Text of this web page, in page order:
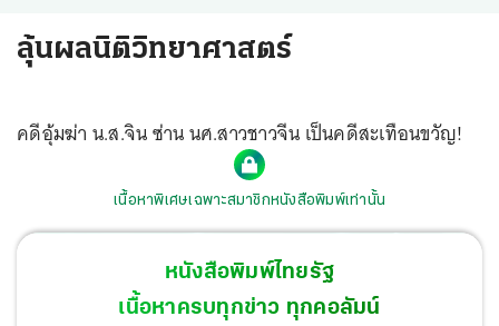
ลุ้นผลนิติวิทยาศาสตร์
คดีอุ้มฆ่า น.ส.จิน ซ่าน นศ.สาวชาวจีน เป็นคดีสะเทือนขวัญ!
เนื้อหาพิเศษเฉพาะสมาชิกหนังสือพิมพ์เท่านั้น
หนังสือพิมพ์ไทยรัฐ
เนื้อหาครบทุกข่าว ทุกคอลัมน์